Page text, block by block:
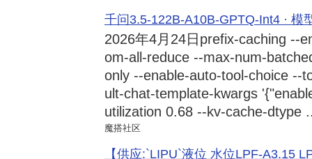
千问3.5-122B-A10B-GPTQ-Int4 · 模
2026年4月24日 prefix-caching --
om-all-reduce --max-num-
only --enable-auto-tool-choice --
ult-chat-template-kwargs
utilization 0.68 --kv-cache-dtype
魔搭社区
【供应:`LIPU`液位 水位LPF-A3.15